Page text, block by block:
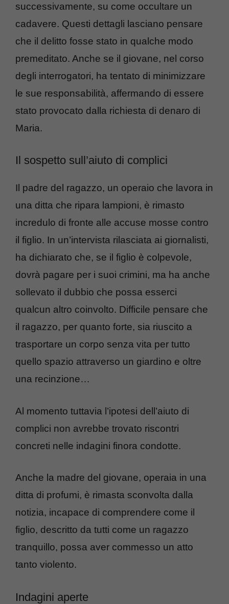
successivamente, su come occultare un
cadavere. Questi dettagli lasciano pensare
che il delitto fosse stato in qualche modo
premeditato. Anche se il giovane, nel corso
degli interrogatori, ha tentato di minimizzare
le sue responsabilità, affermando di essere
stato provocato dalla richiesta di denaro di
Maria.
Il sospetto sull’aiuto di complici
Il padre del ragazzo, un operaio che lavora in
una ditta che ripara lampioni, è rimasto
incredulo di fronte alle accuse mosse contro
il figlio. In un’intervista rilasciata ai giornalisti,
ha dichiarato che, se il figlio è colpevole,
dovrà pagare per i suoi crimini, ma ha anche
sollevato il dubbio che possa esserci
qualcun altro coinvolto. Difficile pensare che
il ragazzo, per quanto forte, sia riuscito a
trasportare un corpo senza vita per tutto
quello spazio attraverso un giardino e oltre
una recinzione…
Al momento tuttavia l’ipotesi dell’aiuto di
complici non avrebbe trovato riscontri
concreti nelle indagini finora condotte.
Anche la madre del giovane, operaia in una
ditta di profumi, è rimasta sconvolta dalla
notizia, incapace di comprendere come il
figlio, descritto da tutti come un ragazzo
tranquillo, possa aver commesso un atto
tanto violento.
Indagini aperte